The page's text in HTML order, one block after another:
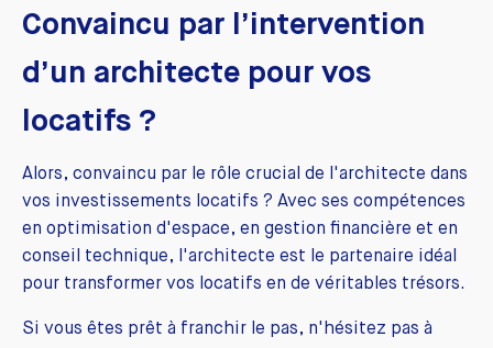
Convaincu par l’intervention
d’un architecte pour vos
locatifs ?
Alors, convaincu par le rôle crucial de l'architecte dans
vos investissements locatifs ? Avec ses compétences
en optimisation d'espace, en gestion financière et en
conseil technique, l'architecte est le partenaire idéal
pour transformer vos locatifs en de véritables trésors.
Si vous êtes prêt à franchir le pas, n'hésitez pas à